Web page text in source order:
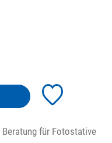
Beratung für Fotostative